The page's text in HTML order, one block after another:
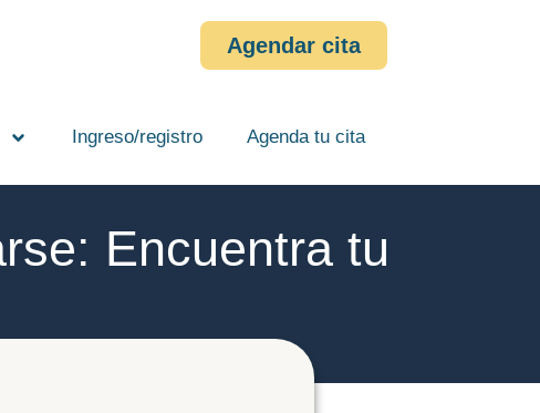
Agendar cita
Ingreso/registro Agenda tu cita
Encuentra tu